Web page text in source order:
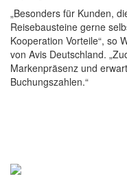
„Besonders für Kunden,
Reisebausteine gerne
Kooperation Vorteile“, so
von Avis Deutschland.
Markenpräsenz und
Buchungszahlen.“